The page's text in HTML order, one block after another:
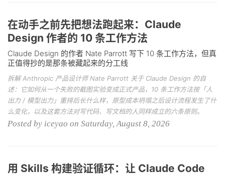
在动手之前先把想法跑起来：Claude
Design 作者的 10 条工作方法
Claude Design 的作者 Nate Parrott 写下 10 条工作方法，但真
正值得抄的是那条被藏起来的分工线
拆解 Anthropic 产品设计师 Nate Parrott 关于 Claude Design 的自
述：它如何从一个失败的截图实验变成正式产品，10 条工作方法按「人
出力 / 模型出力」重排后长什么样，原型成本坍塌之后设计流程发生了什
么变化，以及这套方法对写代码、写文档的人同样成立的六条原则。
Posted by iceyao on Saturday, August 8, 2026
用 Skills 构建验证循环：让 Claude Code